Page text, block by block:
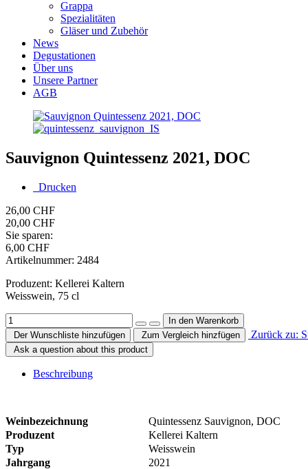
Grappa
Spezialitäten
Gläser und Zubehör
News
Degustationen
Über uns
Unsere Partner
AGB
Sauvignon Quintessenz 2021, DOC
Drucken
26,00 CHF
20,00 CHF
Sie sparen:
6,00 CHF
Artikelnummer: 2484
Produzent: Kellerei Kaltern
Weisswein, 75 cl
Der Wunschliste hinzufügen Zum Vergleich hinzfügen Zurück zu:
Ask a question about this product
Beschreibung
Weinbezeichnung
Quintessenz Sauvignon, DOC
Produzent
Kellerei Kaltern
Typ
Weisswein
Jahrgang
2021